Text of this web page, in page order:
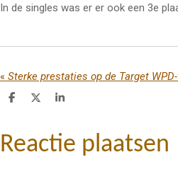
In de singles was er er ook een 3e
« Sterke prestaties op de Target
D
e
n
D
S
r
e
Reactie plaatsen